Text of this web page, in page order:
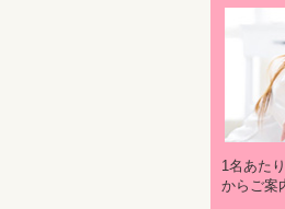
1名あた
からご案